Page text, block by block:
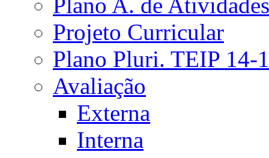
Projeto Curricular
Plano Pluri. TEIP 14-
Avaliação
Externa
Interna